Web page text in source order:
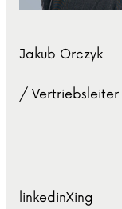
Jakub Orczyk
/ Vertriebsleiter
linkedinXing